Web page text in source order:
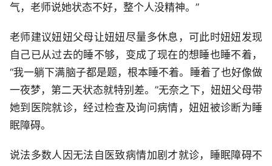
气，老师说她状态不好，整个人没精神。”
老师建议妞妞父母让妞妞尽量多休息，可此时妞妞发现
自己已从过去的睡不够，变成了现在的想睡也睡不着，
“我一躺下满脑子都是题，根本睡不着。睡着了也好像做
一夜梦，第二天状态就特别差。”无奈之下，妞妞父母带
她到医院就诊，经过检查及询问病情，妞妞被诊断为睡
眠障碍。
说法多数人因无法自医致病情加剧才就诊，睡眠障碍不